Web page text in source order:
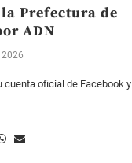
Prefectura de
ADN
cuenta oficial de Facebook y